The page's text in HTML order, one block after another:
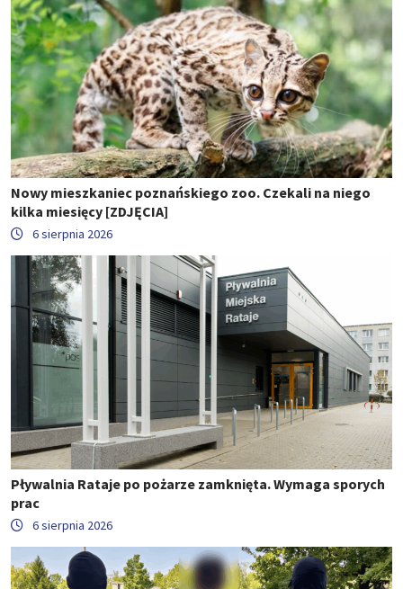
Nowy mieszkaniec poznańskiego zoo. Czekali na niego
kilka miesięcy [ZDJĘCIA]
6 sierpnia 2026
Pływalnia Rataje po pożarze zamknięta. Wymaga sporych
prac
6 sierpnia 2026